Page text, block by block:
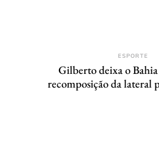
ESPORTE
Gilberto deixa o
recomposição da lateral